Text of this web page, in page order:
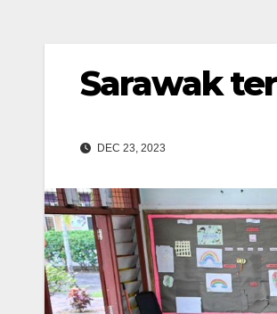
Sarawak
DEC 23, 2023